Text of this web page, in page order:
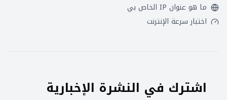
ما هو عنوان IP الخاص بي
اختبار سرعة الإنترنت
اشترك في النشرة الإخبارية